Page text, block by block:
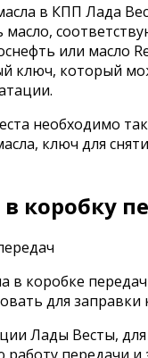
в КПП Лада
масло,
или масло
ключ, который
необходимо
ключ для
коробку
в коробке
для
Лады Весты,